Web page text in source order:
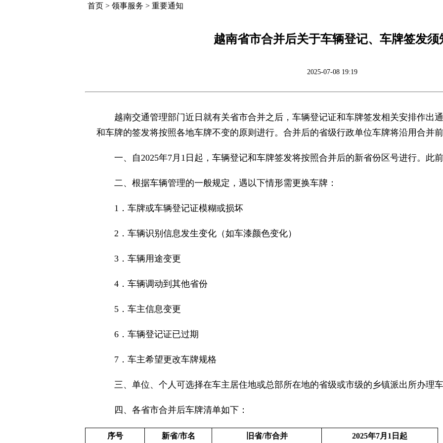
首页 > 领事服务 > 重要通知
越南省市合并后关于车辆登记、车牌签发须
2025-07-08 19:19
越南交通管理部门近日就有关省市合并之后，车辆登记证和车牌签发相关安排作出
和车牌的签发将按照各地车牌不变的原则进行。合并后的省级行政单位车牌将沿用合并前
一、自2025年7月1日起，车辆登记和车牌签发将按照合并后的新省份区号进行。此
二、根据车辆管理的一般规定，遇以下情形需更换车牌：
1． 车牌或车辆登记证模糊或损坏
2． 车辆识别信息发生变化（如车漆颜色变化）
3． 车辆用途变更
4． 车辆调动到其他省份
5． 车主信息变更
6． 车辆登记证已过期
7． 车主希望更改车牌规格
三、单位、个人可选择在车主居住地或总部所在地的省级或市级的乡镇派出所办理车
四、各省市合并后车牌清单如下：
序号 新省/市名 旧省/市合并 2025年7月1日起